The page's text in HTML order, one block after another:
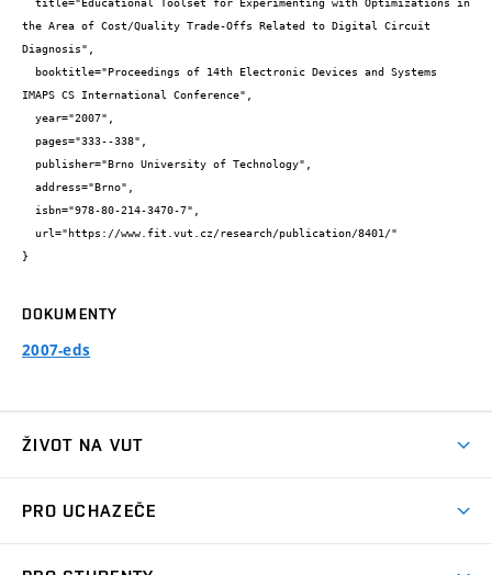
the Area of Cost/Quality Trade-Offs Related to Digital Circuit
Diagnosis",
IMAPS CS International Conference",
}
DOKUMENTY
2007-eds
ŽIVOT NA VUT
Koleje
PRO UCHAZEČE